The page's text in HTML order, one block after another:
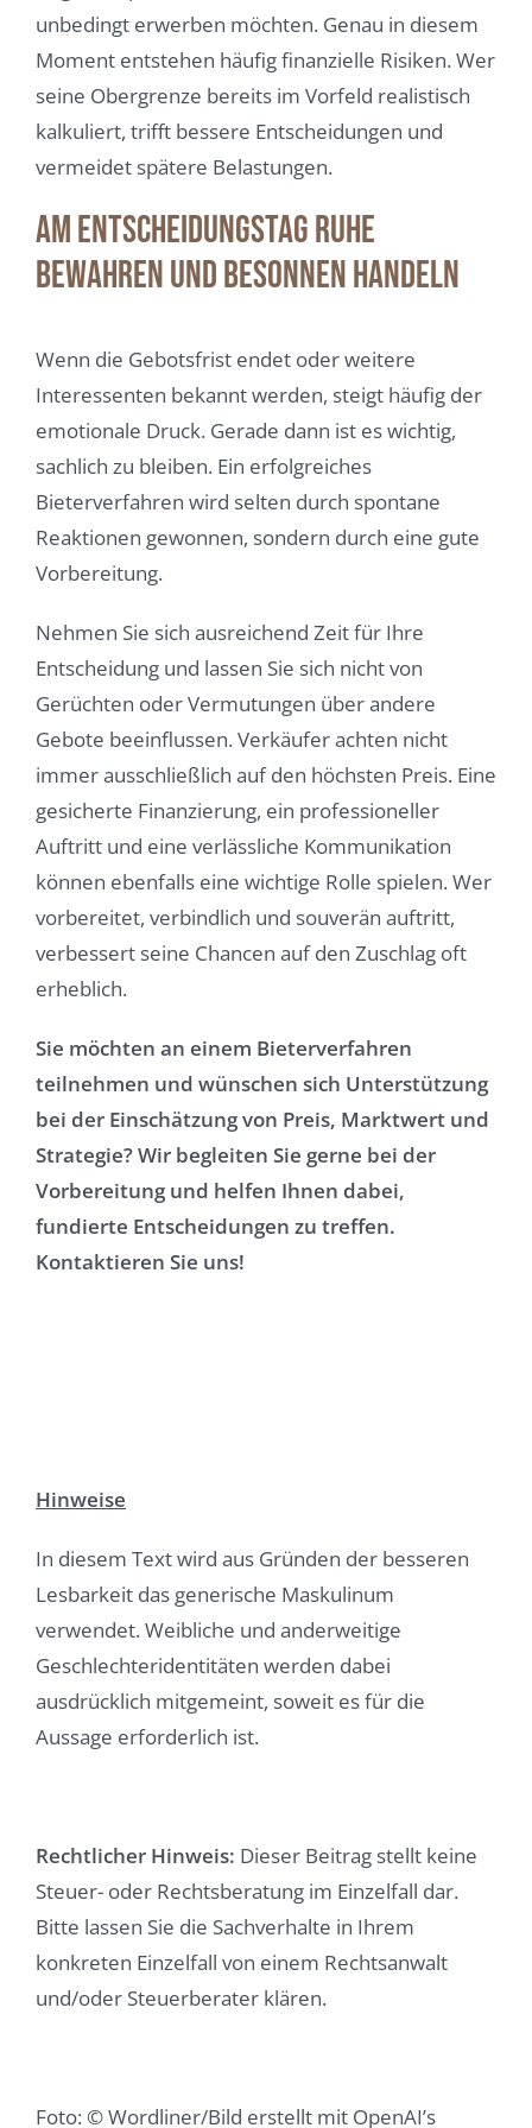
unbedingt erwerben möchten. Genau in diesem
Moment entstehen häufig finanzielle Risiken. Wer
seine Obergrenze bereits im Vorfeld realistisch
kalkuliert, trifft bessere Entscheidungen und
vermeidet spätere Belastungen.
Am Entscheidungstag Ruhe
bewahren und besonnen handeln
Wenn die Gebotsfrist endet oder weitere
Interessenten bekannt werden, steigt häufig der
emotionale Druck. Gerade dann ist es wichtig,
sachlich zu bleiben. Ein erfolgreiches
Bieterverfahren wird selten durch spontane
Reaktionen gewonnen, sondern durch eine gute
Vorbereitung.
Nehmen Sie sich ausreichend Zeit für Ihre
Entscheidung und lassen Sie sich nicht von
Gerüchten oder Vermutungen über andere
Gebote beeinflussen. Verkäufer achten nicht
immer ausschließlich auf den höchsten Preis. Eine
gesicherte Finanzierung, ein professioneller
Auftritt und eine verlässliche Kommunikation
können ebenfalls eine wichtige Rolle spielen. Wer
vorbereitet, verbindlich und souverän auftritt,
verbessert seine Chancen auf den Zuschlag oft
erheblich.
Sie möchten an einem Bieterverfahren
teilnehmen und wünschen sich Unterstützung
bei der Einschätzung von Preis, Marktwert und
Strategie? Wir begleiten Sie gerne bei der
Vorbereitung und helfen Ihnen dabei,
fundierte Entscheidungen zu treffen.
Kontaktieren Sie uns!
Hinweise
In diesem Text wird aus Gründen der besseren
Lesbarkeit das generische Maskulinum
verwendet. Weibliche und anderweitige
Geschlechteridentitäten werden dabei
ausdrücklich mitgemeint, soweit es für die
Aussage erforderlich ist.
Rechtlicher Hinweis: Dieser Beitrag stellt keine
Steuer- oder Rechtsberatung im Einzelfall dar.
Bitte lassen Sie die Sachverhalte in Ihrem
konkreten Einzelfall von einem Rechtsanwalt
und/oder Steuerberater klären.
Foto: © Wordliner/Bild erstellt mit OpenAI’s